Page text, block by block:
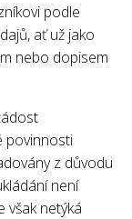
podle
ať už jako
nebo dopisem
povinnosti
z důvodu
není
však netýká